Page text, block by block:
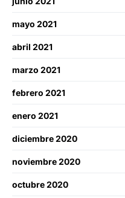
mayo 2021
abril 2021
marzo 2021
febrero 2021
enero 2021
diciembre 2020
noviembre 2020
octubre 2020